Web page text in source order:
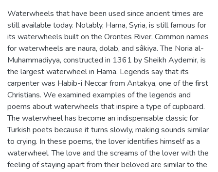
Waterwheels that have been used since ancient times are
still available today. Notably, Hama, Syria, is still famous for
its waterwheels built on the Orontes River. Common names
for waterwheels are naura, dolab, and sâkiya. The Noria al-
Muhammadiyya, constructed in 1361 by Sheikh Aydemir, is
the largest waterwheel in Hama. Legends say that its
carpenter was Habib-i Neccar from Antakya, one of the first
Christians. We examined examples of the legends and
poems about waterwheels that inspire a type of cupboard.
The waterwheel has become an indispensable classic for
Turkish poets because it turns slowly, making sounds similar
to crying. In these poems, the lover identifies himself as a
waterwheel. The love and the screams of the lover with the
feeling of staying apart from their beloved are similar to the